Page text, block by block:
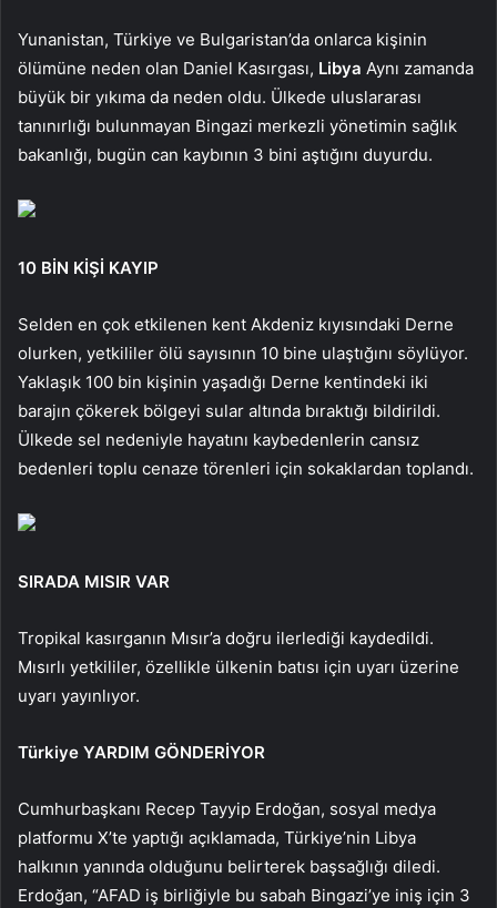
Yunanistan, Türkiye ve Bulgaristan’da onlarca kişinin
ölümüne neden olan Daniel Kasırgası, Libya Aynı zamanda
büyük bir yıkıma da neden oldu. Ülkede uluslararası
tanınırlığı bulunmayan Bingazi merkezli yönetimin sağlık
bakanlığı, bugün can kaybının 3 bini aştığını duyurdu.
10 BİN KİŞİ KAYIP
Selden en çok etkilenen kent Akdeniz kıyısındaki Derne
olurken, yetkililer ölü sayısının 10 bine ulaştığını söylüyor.
Yaklaşık 100 bin kişinin yaşadığı Derne kentindeki iki
barajın çökerek bölgeyi sular altında bıraktığı bildirildi.
Ülkede sel nedeniyle hayatını kaybedenlerin cansız
bedenleri toplu cenaze törenleri için sokaklardan toplandı.
SIRADA MISIR VAR
Tropikal kasırganın Mısır’a doğru ilerlediği kaydedildi.
Mısırlı yetkililer, özellikle ülkenin batısı için uyarı üzerine
uyarı yayınlıyor.
Türkiye YARDIM GÖNDERİYOR
Cumhurbaşkanı Recep Tayyip Erdoğan, sosyal medya
platformu X’te yaptığı açıklamada, Türkiye’nin Libya
halkının yanında olduğunu belirterek başsağlığı diledi.
Erdoğan, “AFAD iş birliğiyle bu sabah Bingazi’ye iniş için 3